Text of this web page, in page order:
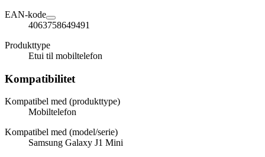
EAN-kode
4063758649491
Produkttype
Etui til mobiltelefon
Kompatibilitet
Kompatibel med (produkttype)
Mobiltelefon
Kompatibel med (model/serie)
Samsung Galaxy J1 Mini